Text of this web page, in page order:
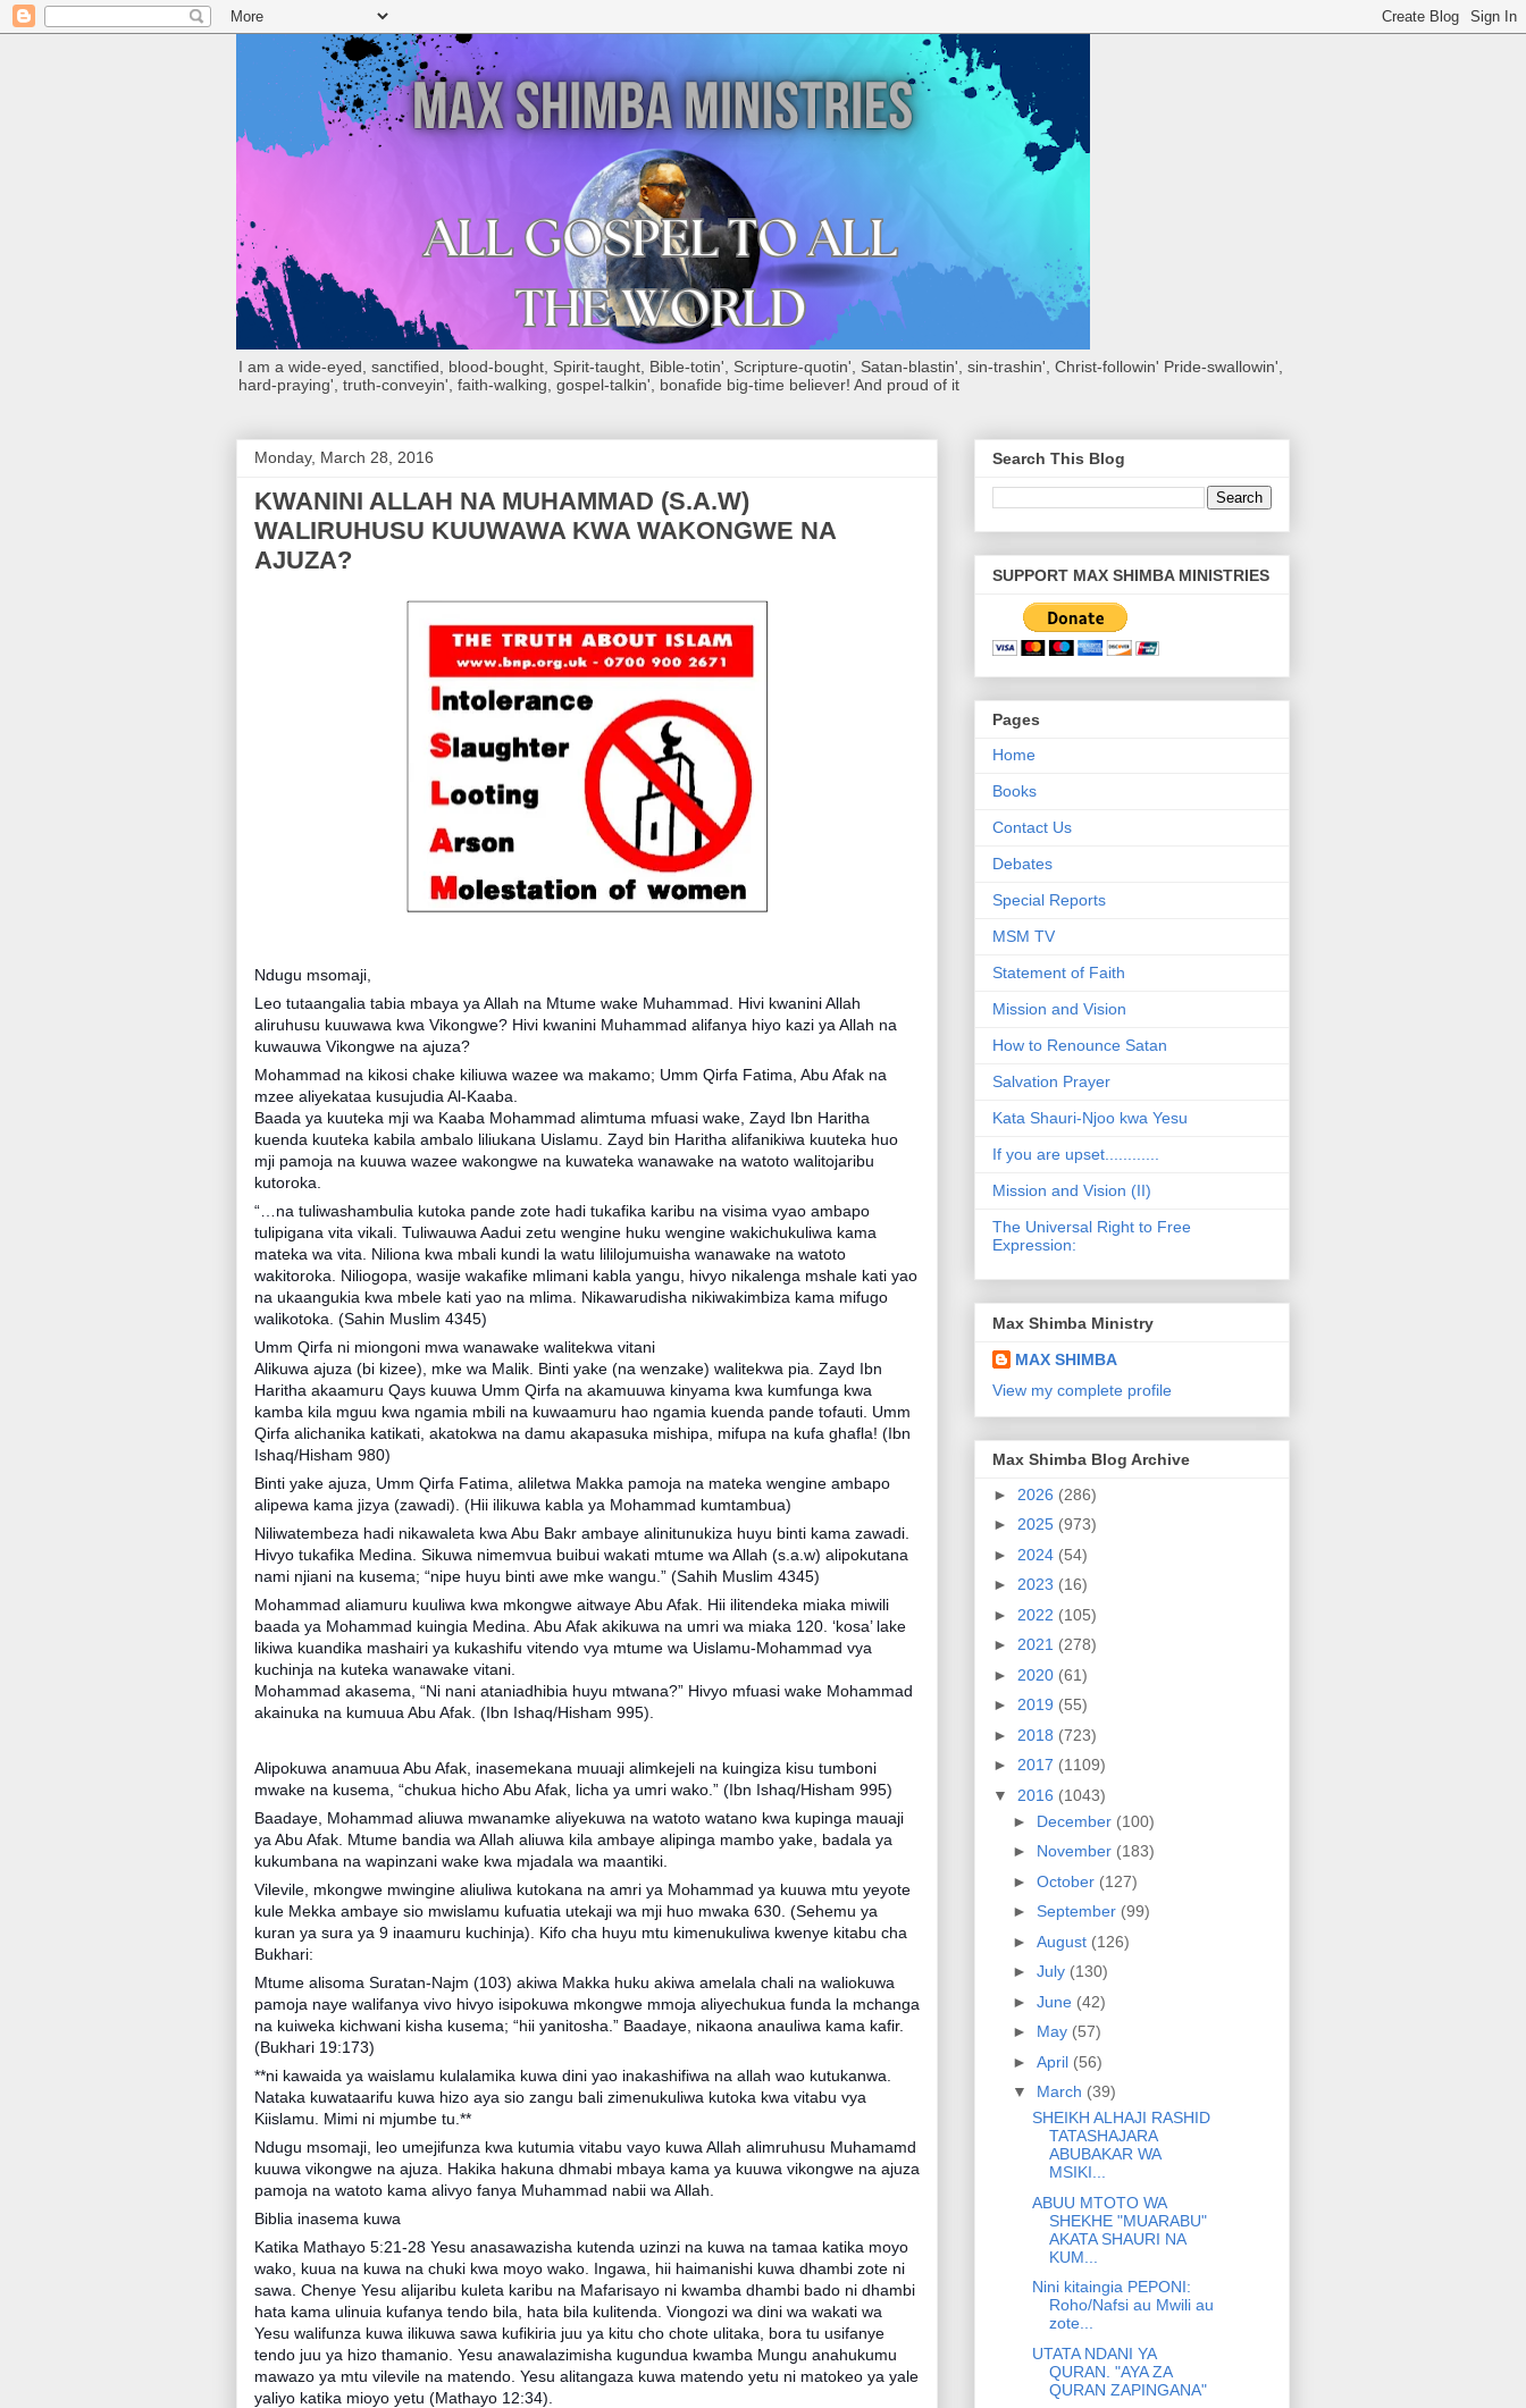
I am a wide-eyed, sanctified, blood-bought, Spirit-taught, Bible-totin', Scripture-quotin', Satan-blastin', sin-trashin', Christ-followin' Pride-swallowin',
hard-praying', truth-conveyin', faith-walking, gospel-talkin', bonafide big-time believer! And proud of it
Monday, March 28, 2016
KWANINI ALLAH NA MUHAMMAD (S.A.W)
WALIRUHUSU KUUWAWA KWA WAKONGWE NA
AJUZA?
Ndugu msomaji,
Leo tutaangalia tabia mbaya ya Allah na Mtume wake Muhammad. Hivi kwanini Allah
aliruhusu kuuwawa kwa Vikongwe? Hivi kwanini Muhammad alifanya hiyo kazi ya Allah na
kuwauwa Vikongwe na ajuza?
Mohammad na kikosi chake kiliuwa wazee wa makamo; Umm Qirfa Fatima, Abu Afak na
mzee aliyekataa kusujudia Al-Kaaba.
Baada ya kuuteka mji wa Kaaba Mohammad alimtuma mfuasi wake, Zayd Ibn Haritha
kuenda kuuteka kabila ambalo liliukana Uislamu. Zayd bin Haritha alifanikiwa kuuteka huo
mji pamoja na kuuwa wazee wakongwe na kuwateka wanawake na watoto walitojaribu
kutoroka.
“…na tuliwashambulia kutoka pande zote hadi tukafika karibu na visima vyao ambapo
tulipigana vita vikali. Tuliwauwa Aadui zetu wengine huku wengine wakichukuliwa kama
mateka wa vita. Niliona kwa mbali kundi la watu lililojumuisha wanawake na watoto
wakitoroka. Niliogopa, wasije wakafike mlimani kabla yangu, hivyo nikalenga mshale kati yao
na ukaangukia kwa mbele kati yao na mlima. Nikawarudisha nikiwakimbiza kama mifugo
walikotoka. (Sahin Muslim 4345)
Umm Qirfa ni miongoni mwa wanawake walitekwa vitani
Alikuwa ajuza (bi kizee), mke wa Malik. Binti yake (na wenzake) walitekwa pia. Zayd Ibn
Haritha akaamuru Qays kuuwa Umm Qirfa na akamuuwa kinyama kwa kumfunga kwa
kamba kila mguu kwa ngamia mbili na kuwaamuru hao ngamia kuenda pande tofauti. Umm
Qirfa alichanika katikati, akatokwa na damu akapasuka mishipa, mifupa na kufa ghafla! (Ibn
Ishaq/Hisham 980)
Binti yake ajuza, Umm Qirfa Fatima, aliletwa Makka pamoja na mateka wengine ambapo
alipewa kama jizya (zawadi). (Hii ilikuwa kabla ya Mohammad kumtambua)
Niliwatembeza hadi nikawaleta kwa Abu Bakr ambaye alinitunukiza huyu binti kama zawadi.
Hivyo tukafika Medina. Sikuwa nimemvua buibui wakati mtume wa Allah (s.a.w) alipokutana
nami njiani na kusema; “nipe huyu binti awe mke wangu.” (Sahih Muslim 4345)
Mohammad aliamuru kuuliwa kwa mkongwe aitwaye Abu Afak. Hii ilitendeka miaka miwili
baada ya Mohammad kuingia Medina. Abu Afak akikuwa na umri wa miaka 120. ‘kosa’ lake
likiwa kuandika mashairi ya kukashifu vitendo vya mtume wa Uislamu-Mohammad vya
kuchinja na kuteka wanawake vitani.
Mohammad akasema, “Ni nani ataniadhibia huyu mtwana?” Hivyo mfuasi wake Mohammad
akainuka na kumuua Abu Afak. (Ibn Ishaq/Hisham 995).
Alipokuwa anamuua Abu Afak, inasemekana muuaji alimkejeli na kuingiza kisu tumboni
mwake na kusema, “chukua hicho Abu Afak, licha ya umri wako.” (Ibn Ishaq/Hisham 995)
Baadaye, Mohammad aliuwa mwanamke aliyekuwa na watoto watano kwa kupinga mauaji
ya Abu Afak. Mtume bandia wa Allah aliuwa kila ambaye alipinga mambo yake, badala ya
kukumbana na wapinzani wake kwa mjadala wa maantiki.
Vilevile, mkongwe mwingine aliuliwa kutokana na amri ya Mohammad ya kuuwa mtu yeyote
kule Mekka ambaye sio mwislamu kufuatia utekaji wa mji huo mwaka 630. (Sehemu ya
kuran ya sura ya 9 inaamuru kuchinja). Kifo cha huyu mtu kimenukuliwa kwenye kitabu cha
Bukhari:
Mtume alisoma Suratan-Najm (103) akiwa Makka huku akiwa amelala chali na waliokuwa
pamoja naye walifanya vivo hivyo isipokuwa mkongwe mmoja aliyechukua funda la mchanga
na kuiweka kichwani kisha kusema; “hii yanitosha.” Baadaye, nikaona anauliwa kama kafir.
(Bukhari 19:173)
**ni kawaida ya waislamu kulalamika kuwa dini yao inakashifiwa na allah wao kutukanwa.
Nataka kuwataarifu kuwa hizo aya sio zangu bali zimenukuliwa kutoka kwa vitabu vya
Kiislamu. Mimi ni mjumbe tu.**
Ndugu msomaji, leo umejifunza kwa kutumia vitabu vayo kuwa Allah alimruhusu Muhamamd
kuuwa vikongwe na ajuza. Hakika hakuna dhmabi mbaya kama ya kuuwa vikongwe na ajuza
pamoja na watoto kama alivyo fanya Muhammad nabii wa Allah.
Biblia inasema kuwa
Katika Mathayo 5:21-28 Yesu anasawazisha kutenda uzinzi na kuwa na tamaa katika moyo
wako, kuua na kuwa na chuki kwa moyo wako. Ingawa, hii haimanishi kuwa dhambi zote ni
sawa. Chenye Yesu alijaribu kuleta karibu na Mafarisayo ni kwamba dhambi bado ni dhambi
hata kama ulinuia kufanya tendo bila, hata bila kulitenda. Viongozi wa dini wa wakati wa
Yesu walifunza kuwa ilikuwa sawa kufikiria juu ya kitu cho chote ulitaka, bora tu usifanye
tendo juu ya hizo thamanio. Yesu anawalazimisha kugundua kwamba Mungu anahukumu
mawazo ya mtu vilevile na matendo. Yesu alitangaza kuwa matendo yetu ni matokeo ya yale
yaliyo katika mioyo yetu (Mathayo 12:34).
Search This Blog
SUPPORT MAX SHIMBA MINISTRIES
Pages
Home
Books
Contact Us
Debates
Special Reports
MSM TV
Statement of Faith
Mission and Vision
How to Renounce Satan
Salvation Prayer
Kata Shauri-Njoo kwa Yesu
If you are upset............
Mission and Vision (II)
The Universal Right to Free
Expression:
Max Shimba Ministry
MAX SHIMBA
View my complete profile
Max Shimba Blog Archive
► 2026 (286)
► 2025 (973)
► 2024 (54)
► 2023 (16)
► 2022 (105)
► 2021 (278)
► 2020 (61)
► 2019 (55)
► 2018 (723)
► 2017 (1109)
▼ 2016 (1043)
► December (100)
► November (183)
► October (127)
► September (99)
► August (126)
► July (130)
► June (42)
► May (57)
► April (56)
▼ March (39)
SHEIKH ALHAJI RASHID
TATASHAJARA
ABUBAKAR WA
MSIKI...
ABUU MTOTO WA
SHEKHE "MUARABU"
AKATA SHAURI NA
KUM...
Nini kitaingia PEPONI:
Roho/Nafsi au Mwili au
zote...
UTATA NDANI YA
QURAN. "AYA ZA
QURAN ZAPINGANA"